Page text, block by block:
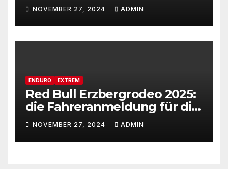
NOVEMBER 27, 2024 ADMIN
ENDURO EXTREM
Red Bull Erzbergrodeo 2025:
die Fahreranmeldung für die
29ste Auflage des weltweit
renommiertesten Extreme
Enduro Rennens startet am
NOVEMBER 27, 2024 ADMIN